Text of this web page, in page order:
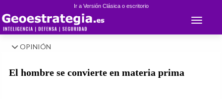
Ir a Versión Clásica o escritorio
Toggle
OPINIÓN
El hombre se convierte en materia prima